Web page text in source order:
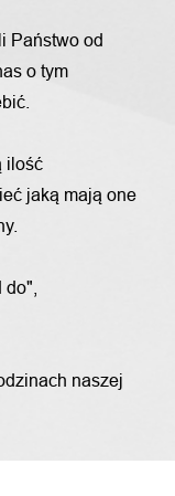
Państwo od
o tym
ilość
jaką mają one
naszej